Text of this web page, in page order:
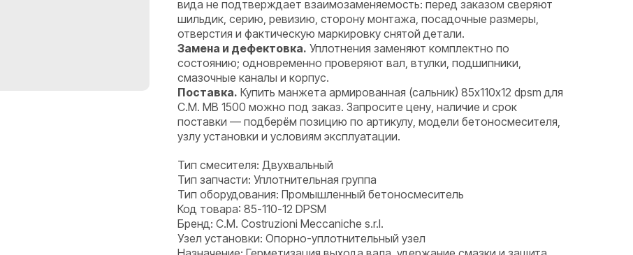
вида не подтверждает взаимозаменяемость: перед заказом сверяют
шильдик, серию, ревизию, сторону монтажа, посадочные размеры,
отверстия и фактическую маркировку снятой детали.
Замена и дефектовка. Уплотнения заменяют комплектно по
состоянию; одновременно проверяют вал, втулки, подшипники,
смазочные каналы и корпус.
Поставка. Купить манжета армированная (сальник) 85х110х12 dpsm для
C.M. MB 1500 можно под заказ. Запросите цену, наличие и срок
поставки — подберём позицию по артикулу, модели бетоносмесителя,
узлу установки и условиям эксплуатации.
Тип смесителя: Двухвальный
Тип запчасти: Уплотнительная группа
Тип оборудования: Промышленный бетоносмеситель
Код товара: 85-110-12 DPSM
Бренд: C.M. Costruzioni Meccaniche s.r.l.
Узел установки: Опорно-уплотнительный узел